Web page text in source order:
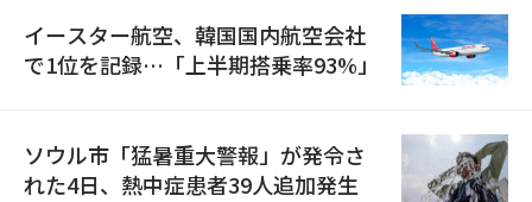
イースター航空、韓国国内航空会社
で1位を記録…「上半期搭乗率93%」
ソウル市「猛暑重大警報」が発令さ
れた4日、熱中症患者39人追加発生